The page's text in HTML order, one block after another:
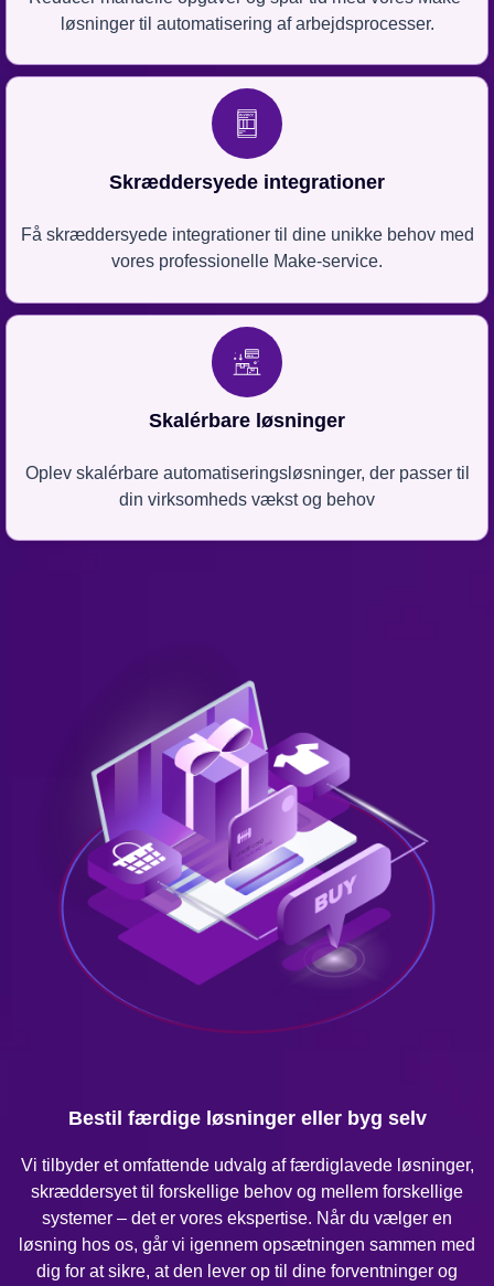
løsninger til automatisering af arbejdsprocesser.
Skræddersyede integrationer
Få skræddersyede integrationer til dine unikke behov med
vores professionelle Make-service.
Skalérbare løsninger
Oplev skalérbare automatiseringsløsninger, der passer til
din virksomheds vækst og behov
Bestil færdige løsninger eller byg selv
Vi tilbyder et omfattende udvalg af færdiglavede løsninger,
skræddersyet til forskellige behov og mellem forskellige
systemer – det er vores ekspertise. Når du vælger en
løsning hos os, går vi igennem opsætningen sammen med
dig for at sikre, at den lever op til dine forventninger og